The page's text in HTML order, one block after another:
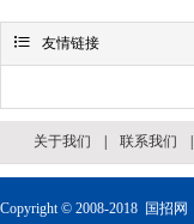
 友情链接
关于我们 联系我们
Copyright © 2008-2018 国招网